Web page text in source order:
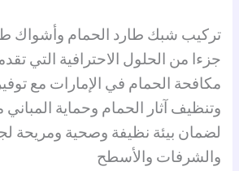
تركيب شبك طارد الحمام وأشواك
جزءا من الحلول الاحترافية التي
مكافحة الحمام في الإمارات مع
وتنظيف آثار الحمام وحماية
لضمان بيئة نظيفة وصحية ومريحة
والشرفات والأسطح